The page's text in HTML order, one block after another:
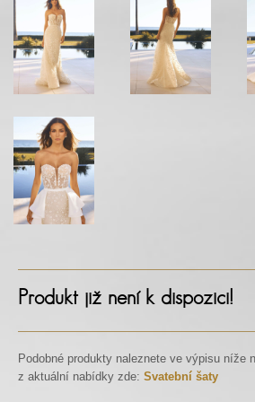
Produkt již není k dispozici!
Podobné produkty naleznete ve výpisu níže
z aktuální nabídky zde: Svatební šaty